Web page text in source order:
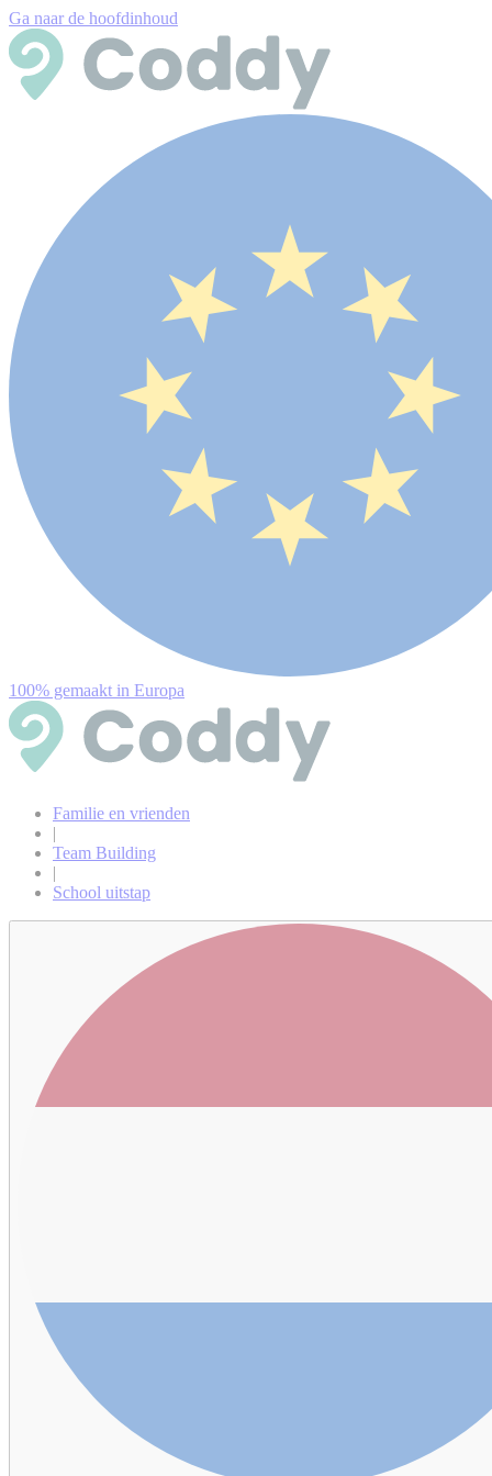
Ga naar de hoofdinhoud
100% gemaakt in Europa
Familie en vrienden
|
Team Building
|
School uitstap